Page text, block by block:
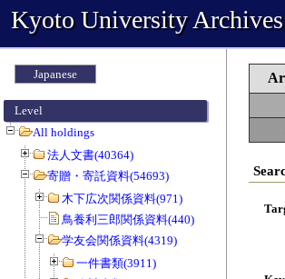
Kyoto University
Japanese
Level
All holdings
法人文書(40364)
寄贈・寄託資料(54693)
木下広次関係資料(971)
鳥養利三郎関係資料(440)
学友会関係資料(4319)
一件書類(3911)